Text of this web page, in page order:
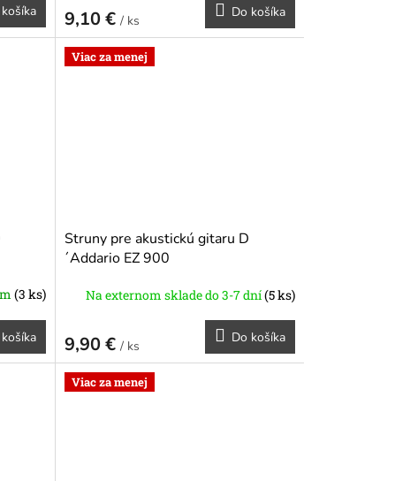
9,10 € / ks
Do košíka
(3 ks)
Viac za menej
Struny pre akustickú gitaru D
´Addario EZ 900
Na externom sklade do 3-7 dní(5 ks)
9,90 € / ks
Do košíka
Viac za menej